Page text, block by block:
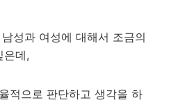
성과 여성에 대해서 조금의
은데,
적으로 판단하고 생각을 하